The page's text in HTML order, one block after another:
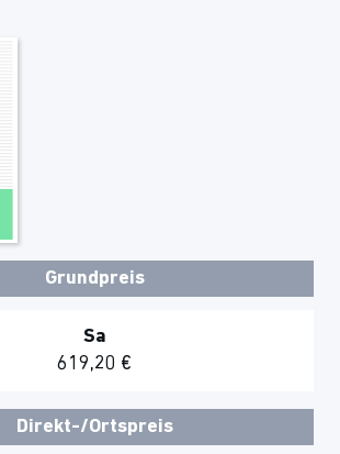
Grundpreis
Sa
619,20 €
Direkt-/Ortspreis